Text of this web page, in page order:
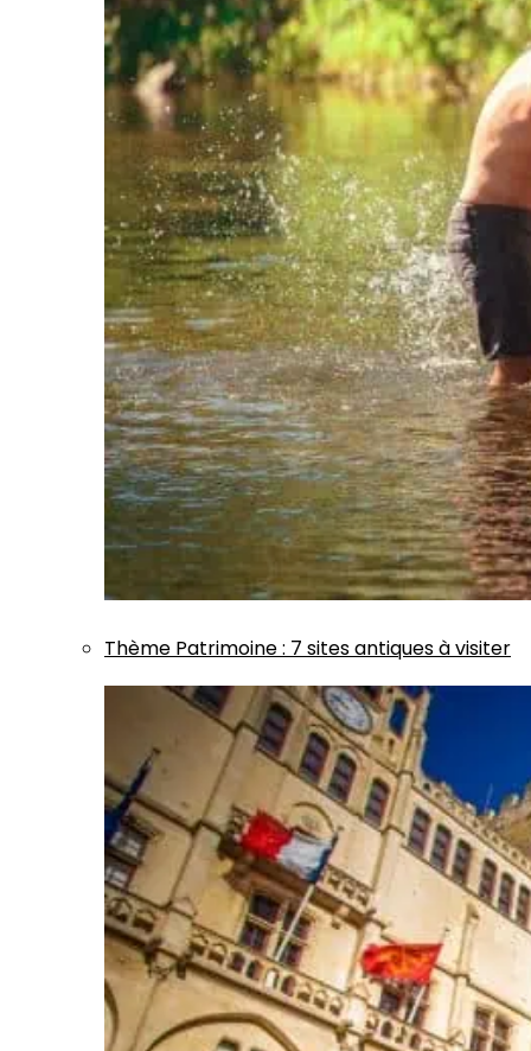
Thème Patrimoine: 7 sites antiques à visiter